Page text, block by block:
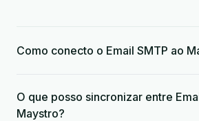
Como conecto o Email SMTP ao
O que posso sincronizar entre
Maystro?